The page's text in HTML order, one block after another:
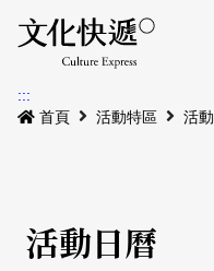
最新公告
本期專題
活動特區
:::
首頁
活動特區 活
活動日曆